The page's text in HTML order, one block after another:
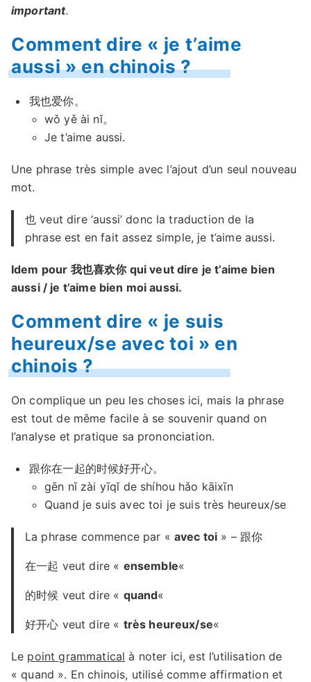
important.
Comment dire « je t’aime
aussi » en chinois ?
我也爱你。
wǒ yě ài nǐ。
Je t’aime aussi.
Une phrase très simple avec l’ajout d’un seul nouveau
mot.
也 veut dire ‘aussi’ donc la traduction de la
phrase est en fait assez simple, je t’aime aussi.
Idem pour 我也喜欢你 qui veut dire je t’aime bien
aussi / je t’aime bien moi aussi.
Comment dire « je suis
heureux/se avec toi » en
chinois ?
On complique un peu les choses ici, mais la phrase
est tout de même facile à se souvenir quand on
l’analyse et pratique sa prononciation.
跟你在一起的时候好开心。
gēn nǐ zài yīqǐ de shíhou hǎo kāixīn
Quand je suis avec toi je suis très heureux/se
La phrase commence par « avec toi » – 跟你
在一起 veut dire « ensemble«
的时候 veut dire « quand«
好开心 veut dire « très heureux/se«
Le point grammatical à noter ici, est l’utilisation de
« quand ». En chinois, utilisé comme affirmation et